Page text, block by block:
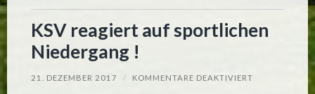
KSV reagiert auf sportlichen
Niedergang !
21. DEZEMBER 2017 / KOMMENTARE DEAKTIVIERT